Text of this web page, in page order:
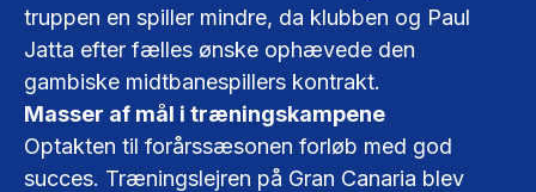
truppen en spiller mindre, da klubben og Paul
Jatta efter fælles ønske ophævede den
gambiske midtbanespillers kontrakt.
Masser af mål i træningskampene
Optakten til forårssæsonen forløb med god
succes. Træningslejren på Gran Canaria blev